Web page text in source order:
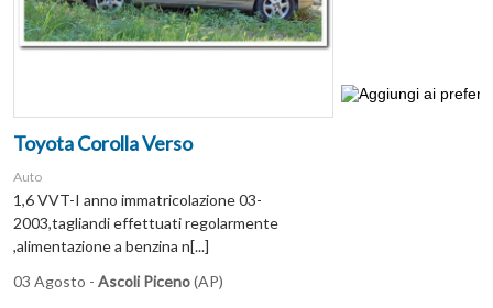
Toyota Corolla Verso
Auto
1,6 VVT-I anno immatricolazione 03-
2003,tagliandi effettuati regolarmente
,alimentazione a benzina n[...]
03 Agosto - Ascoli Piceno(AP)